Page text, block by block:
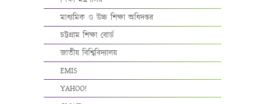
মাধ্যমিক ও উচ্চ শিক্ষা অধিদপ্তর
চট্টগ্রাম শিক্ষা বোর্ড
জাতীয় বিশ্বিবিদ্যালয়
EMIS
YAHOO!